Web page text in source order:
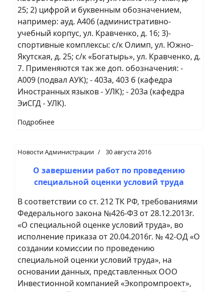
25; 2) цифрой и буквенным обозначением,
например: ауд. А406 (административно-
учебный корпус, ул. Кравченко, д. 16; 3)-
спортивные комплексы: с/к Олимп, ул. Южно-
Якутская, д. 25; с/к «Богатырь», ул. Кравченко, д.
7. Применяются так же доп. обозначения: -
А009 (подвал АУК); - 403а, 403 б (кафедра
Иностранных языков - УЛК); - 203а (кафедра
ЭиСГД - УЛК).
Подробнее
Новости Администрации 30 августа 2016
О завершении работ по проведению
специальной оценки условий труда
В соответствии со ст. 212 ТК РФ, требованиями
Федерального закона №426-ФЗ от 28.12.2013г.
«О специальной оценке условий труда», во
исполнение приказа от 20.04.2016г. № 42-ОД «О
создании комиссии по проведению
специальной оценки условий труда», на
основании данных, представленных ООО
Инвестионной компанией «Экопромпроект»,